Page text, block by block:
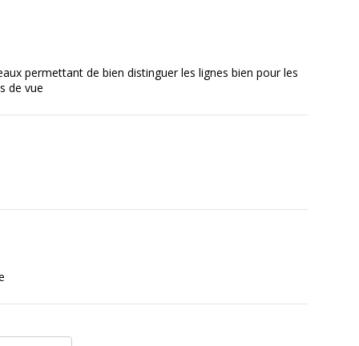
Calligraphe
permettant de bien distinguer les lignes bien pour les
de vue